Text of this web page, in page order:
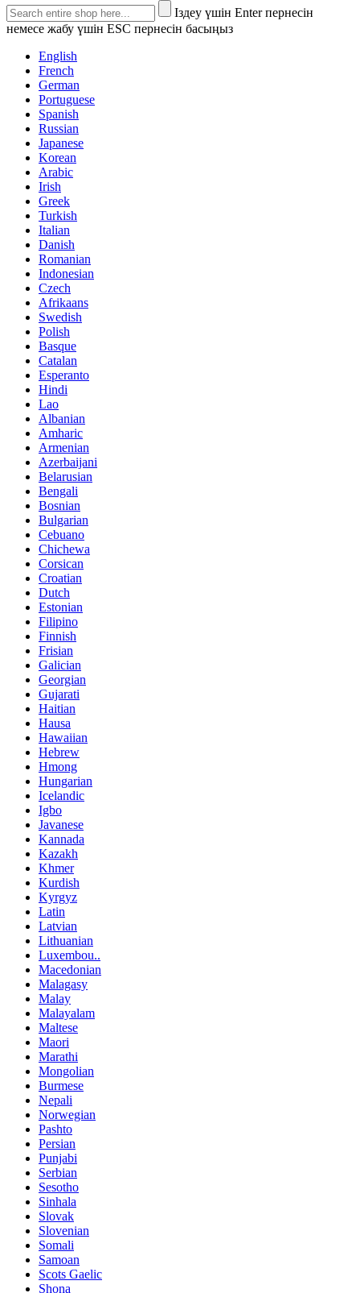
Іздеу үшін Enter пернесін
немесе жабу үшін ESC пернесін басыңыз
English
French
German
Portuguese
Spanish
Russian
Japanese
Korean
Arabic
Irish
Greek
Turkish
Italian
Danish
Romanian
Indonesian
Czech
Afrikaans
Swedish
Polish
Basque
Catalan
Esperanto
Hindi
Lao
Albanian
Amharic
Armenian
Azerbaijani
Belarusian
Bengali
Bosnian
Bulgarian
Cebuano
Chichewa
Corsican
Croatian
Dutch
Estonian
Filipino
Finnish
Frisian
Galician
Georgian
Gujarati
Haitian
Hausa
Hawaiian
Hebrew
Hmong
Hungarian
Icelandic
Igbo
Javanese
Kannada
Kazakh
Khmer
Kurdish
Kyrgyz
Latin
Latvian
Lithuanian
Luxembou..
Macedonian
Malagasy
Malay
Malayalam
Maltese
Maori
Marathi
Mongolian
Burmese
Nepali
Norwegian
Pashto
Persian
Punjabi
Serbian
Sesotho
Sinhala
Slovak
Slovenian
Somali
Samoan
Scots Gaelic
Shona